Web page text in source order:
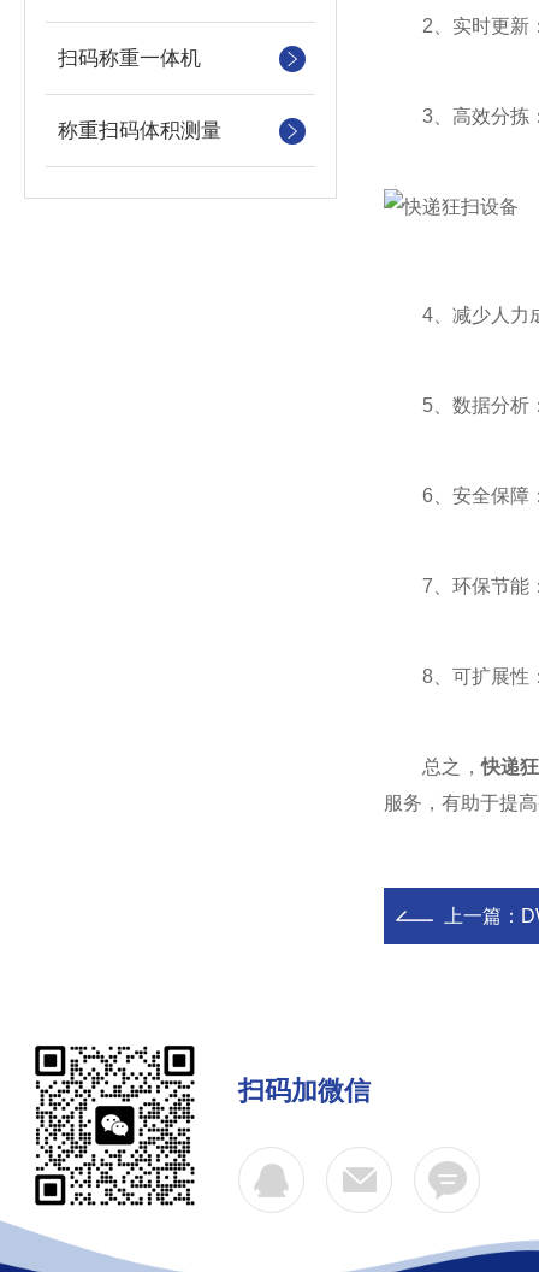
扫码称重一体机
称重扫码体积测量
2、实时更新：
3、高效分拣：
4、减少人力成
5、数据分析：
6、安全保障：
7、环保节能：
8、可扩展性：
总之，快递
服务，有助于提
上一篇：
扫码加微信